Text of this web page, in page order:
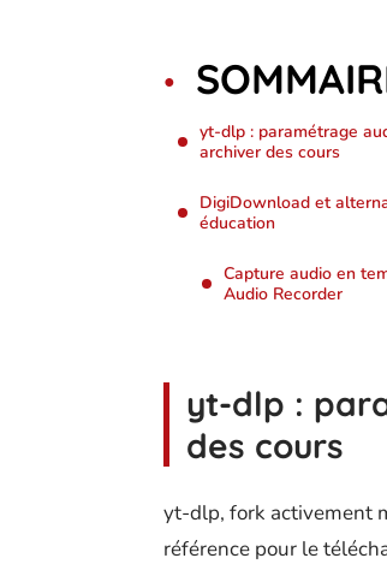
yt-dlp : paramétrage
archiver des cours
DigiDownload et
éducation
Capture audio en
Audio Recorder
yt-dlp :
des cours
yt-dlp, fork activement
référence pour le